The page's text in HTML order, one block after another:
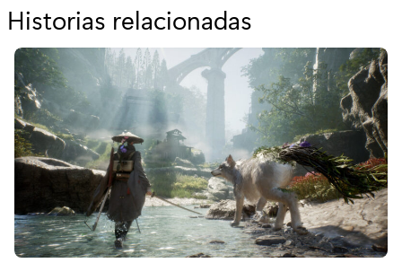
Historias relacionadas
o
r
"
C
ó
m
o